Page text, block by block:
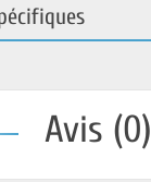
Avis (0)